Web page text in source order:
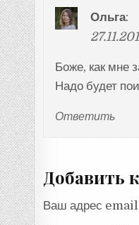
Ольга:
Боже, как мне
Надо будет
Ответить
Добавить
Ваш адрес email